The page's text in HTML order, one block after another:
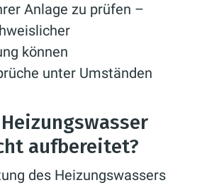
Anlage zu prüfen –
können
unter Umständen
aufbereitet?
des Heizungswassers